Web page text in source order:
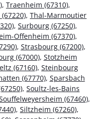
, Traenheim (67310),
, Thal-Marmoutier
, Surbourg (67250),
Offenheim (67370),
, Strasbourg (67200),
(67000), Stotzheim
(67160), Steinbourg
(67770), Sparsbach
, Soultz-les-Bains
(67460),
, Siltzheim (67260),